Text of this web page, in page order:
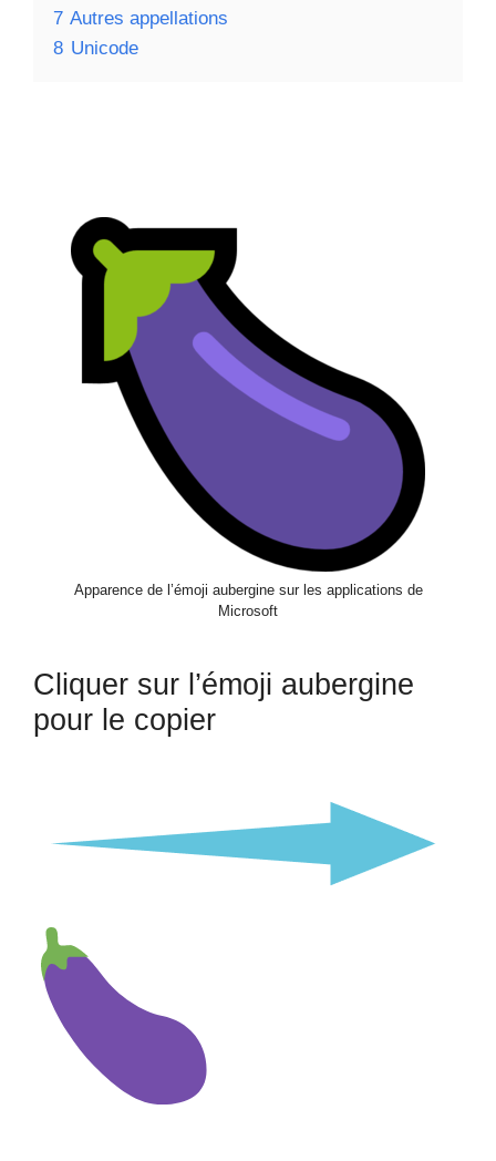
7 Autres appellations
8 Unicode
Apparence de l’émoji aubergine sur les applications de
Microsoft
Cliquer sur l’émoji aubergine
pour le copier